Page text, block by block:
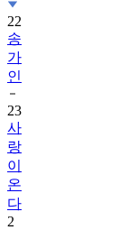
22
송
가
인
23
사
랑
이
온
다
2